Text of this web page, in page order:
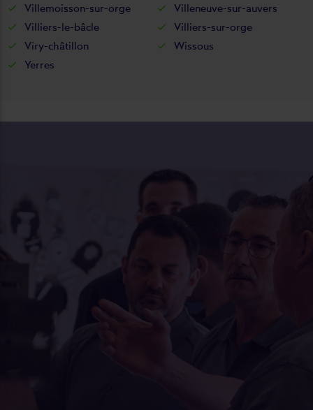
Villemoisson-sur-orge
Villeneuve-sur-auvers
Villiers-le-bâcle
Villiers-sur-orge
Viry-châtillon
Wissous
Yerres